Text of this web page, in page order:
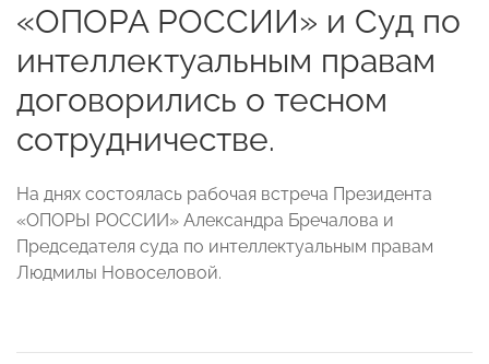
«ОПОРА РОССИИ» и Суд по
интеллектуальным правам
договорились о тесном
сотрудничестве.
На днях состоялась рабочая встреча Президента
«ОПОРЫ РОССИИ» Александра Бречалова и
Председателя суда по интеллектуальным правам
Людмилы Новоселовой.